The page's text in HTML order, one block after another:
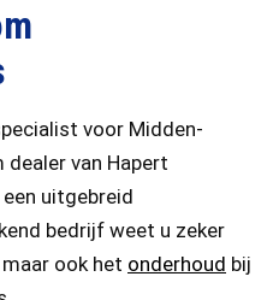
voor Midden-
dealer van Hapert
uitgebreid
bedrijf weet u zeker
ook het onderhoud bij